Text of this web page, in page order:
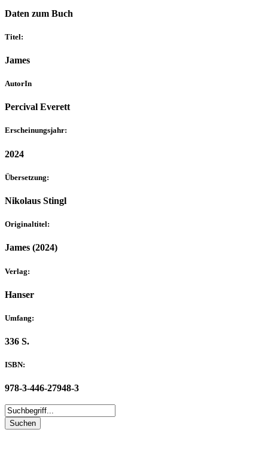
Daten zum Buch
Titel:
James
AutorIn
Percival Everett
Erscheinungsjahr:
2024
Übersetzung:
Nikolaus Stingl
Originaltitel:
James (2024)
Verlag:
Hanser
Umfang:
336 S.
ISBN:
978-3-446-27948-3